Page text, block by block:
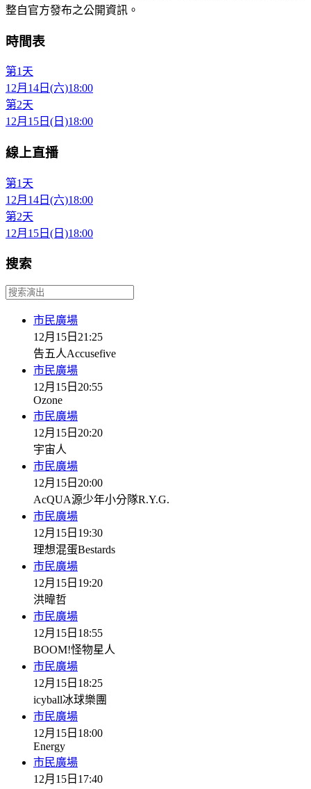
整自官方發布之公開資訊。
時間表
第1天
12月14日(六)18:00
第2天
12月15日(日)18:00
線上直播
第1天
12月14日(六)18:00
第2天
12月15日(日)18:00
搜索
市民廣場
12月15日 21:25
告五人Accusefive
市民廣場
12月15日 20:55
Ozone
市民廣場
12月15日 20:20
宇宙人
市民廣場
12月15日 20:00
AcQUA源少年小分隊R.Y.G.
市民廣場
12月15日 19:30
理想混蛋Bestards
市民廣場
12月15日 19:20
洪暐哲
市民廣場
12月15日 18:55
BOOM!怪物星人
市民廣場
12月15日 18:25
icyball冰球樂團
市民廣場
12月15日 18:00
Energy
市民廣場
12月15日 17:40